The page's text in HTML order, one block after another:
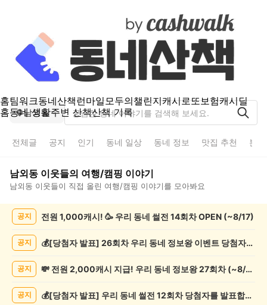
홈팀워크동네산책런마일모두의챌린지캐시로또보험캐시딜
홈동네 생활주변 산책산책 기록
남외동
전체글 공지 인기 동네 일상 동네 정보 맛집 추천 분
남외동 이웃들의 여행/캠핑 이야기
남외동 이웃들이 직접 올린 여행/캠핑 이야기를 모아봐요
공지 전원 1,000캐시! 🥳 우리 동네 썰전 14회차 OPEN (~8/17)
공지 💰[당첨자 발표] 26회차 우리 동네 정보왕 이벤트 당첨자를 발표합니다!
공지 💸 전원 2,000캐시 지급! 우리 동네 정보왕 27회차 (~8/10)
공지 💰[당첨자 발표] 우리 동네 썰전 12회차 당첨자를 발표합니다!